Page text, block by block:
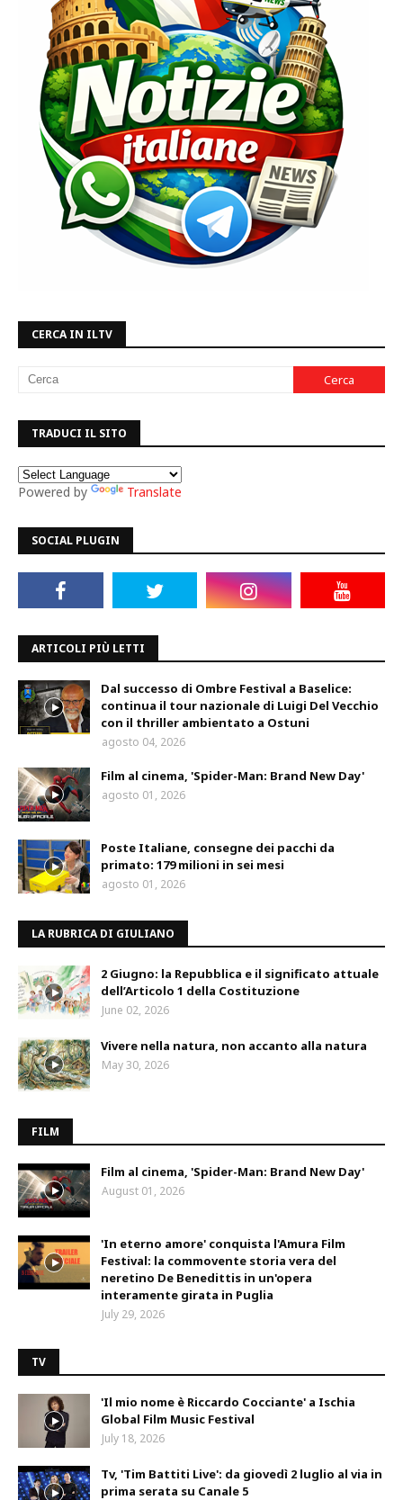
CERCA IN ILTV
TRADUCI IL SITO
Powered by Translate
SOCIAL PLUGIN
ARTICOLI PIÙ LETTI
Dal successo di Ombre Festival a Baselice:
continua il tour nazionale di Luigi Del Vecchio
con il thriller ambientato a Ostuni
agosto 04, 2026
Film al cinema, 'Spider-Man: Brand New Day'
agosto 01, 2026
Poste Italiane, consegne dei pacchi da
primato: 179 milioni in sei mesi
agosto 01, 2026
LA RUBRICA DI GIULIANO
2 Giugno: la Repubblica e il significato attuale
dell’Articolo 1 della Costituzione
June 02, 2026
Vivere nella natura, non accanto alla natura
May 30, 2026
FILM
Film al cinema, 'Spider-Man: Brand New Day'
August 01, 2026
'In eterno amore' conquista l'Amura Film
Festival: la commovente storia vera del
neretino De Benedittis in un'opera
interamente girata in Puglia
July 29, 2026
TV
'Il mio nome è Riccardo Cocciante' a Ischia
Global Film Music Festival
July 18, 2026
Tv, 'Tim Battiti Live': da giovedì 2 luglio al via in
prima serata su Canale 5